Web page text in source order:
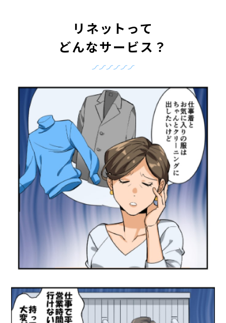
リネットって
どんなサービス？